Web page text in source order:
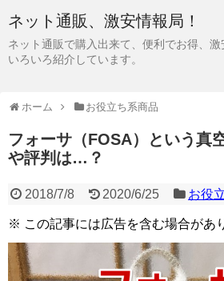
ネット通販、激安情報局！
ネット通販で購入出来て、便利でお得、
いろいろ紹介しています。
ホーム お役立ち系商品
フォーサ（FOSA）という真
や評判は…？
2018/7/8 2020/6/25 お役
※ この記事には広告を含む場合があ